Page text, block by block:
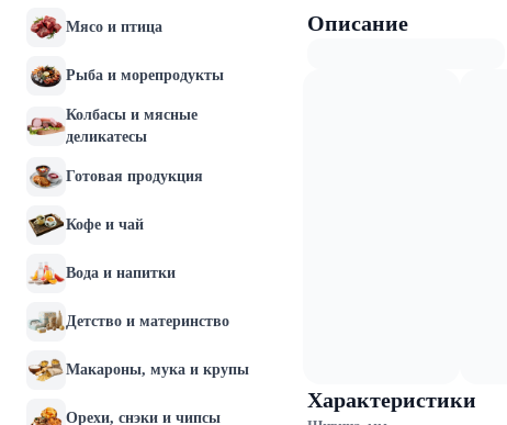
Мясо и птица
Рыба и морепродукты
Колбасы и мясные
деликатесы
Готовая продукция
Кофе и чай
Вода и напитки
Детство и материнство
Макароны, мука и крупы
Орехи, снэки и чипсы
Описание
Характеристики